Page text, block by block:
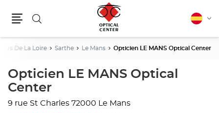
Buscar Español
De La Loire Sarthe Le Mans Opticien LE MANS Optical Center
Opticien LE MANS Optical
Center
9 rue St Charles 72000 Le Mans